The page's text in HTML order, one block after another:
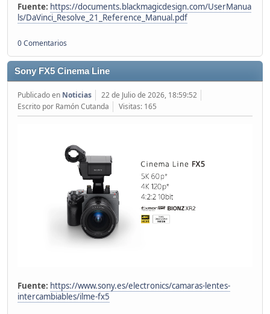
Fuente: https://documents.blackmagicdesign.com/UserManua
ls/DaVinci_Resolve_21_Reference_Manual.pdf
0 Comentarios
Sony FX5 Cinema Line
Publicado en Noticias
22 de Julio de 2026, 18:59:52
Escrito por Ramón Cutanda
Visitas: 165
Fuente: https://www.sony.es/electronics/camaras-lentes-
intercambiables/ilme-fx5